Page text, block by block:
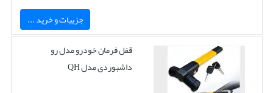
جزییات و خرید ...
قفل فرمان خودرو مدل رو
داشبوردی مدل QH